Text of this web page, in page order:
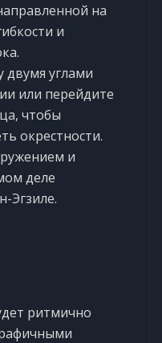
на
и
углами
или перейдите
чтобы
окрестности.
и
деле
Эгзиле.
ритмично